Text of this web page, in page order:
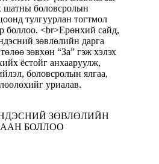
ЗӨВЛӨЛИЙН
БОЛЛОО